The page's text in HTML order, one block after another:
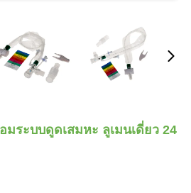
ระบบดูดเสมหะ ลูเมนเดี่ยว 24